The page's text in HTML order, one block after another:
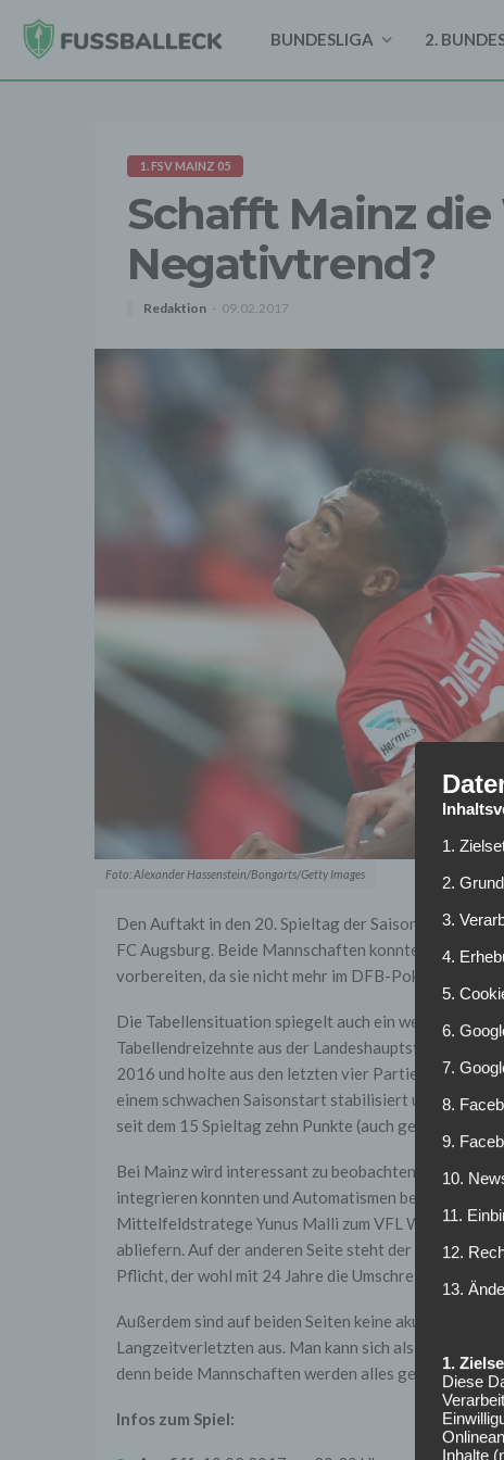
BUNDESLIGA 2.
1. FSV MAINZ 05
Schafft Mainz
Negativtrend?
Redaktion 09.02.2017
Foto: Alexander Hassenstein/Bongarts/Getty Images
Den Auftakt in den 20. Spieltag der Saison 2016/17
FC Augsburg. Beide Mannschaften konnten sich
vorbereiten, da sie nicht mehr im DFB-Pokal vertreten
Die Tabellensituation spiegelt auch ein wenig die
Tabellendreizehnte aus der Landeshauptstadt von
2016 und holte aus den letzten vier Partien nur zwei
einem schwachen Saisonstart stabilisiert und bis auf
seit dem 15 Spieltag zehn Punkte (auch gegen
Bei Mainz wird interessant zu beobachten sein, ob
integrieren konnten und Automatismen bereits
Mittelfeldstratege Yunus Malli zum VFL Wolfsburg
abliefern. Auf der anderen Seite steht der ehemalige
Pflicht, der wohl mit 24 Jahre die Umschreibung als
Außerdem sind auf beiden Seiten keine akuten
Langzeitverletzten aus. Man kann sich also auf ein
denn beide Mannschaften werden alles geben um
Infos zum Spiel:
1.
2.
3.
4.
5.
6.
7.
8.
9.
10.
11.
12.
13.
1.
Diese
Inhalte